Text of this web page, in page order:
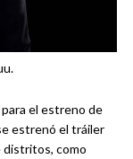
el estreno de
estrenó el tráiler
distritos, como